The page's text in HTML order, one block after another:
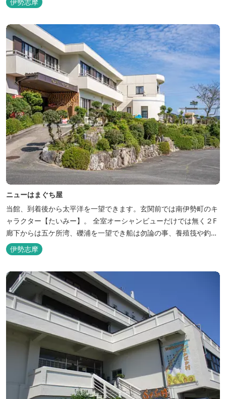
伊勢志摩
ニューはまぐち屋
当館、到着後から太平洋を一望できます。玄関前では南伊勢町のキ
ャラクター【たいみー】。 全室オーシャンビューだけでは無く２F
廊下からは五ケ所湾、礫浦を一望でき船は勿論の事、養殖筏や釣り
堀筏などみる事ができます。 当館一押しのお部屋【大島】からは太
平洋を一望。マグロの養殖筏、夜には漁師さん達の船の光がみえ対
伊勢志摩